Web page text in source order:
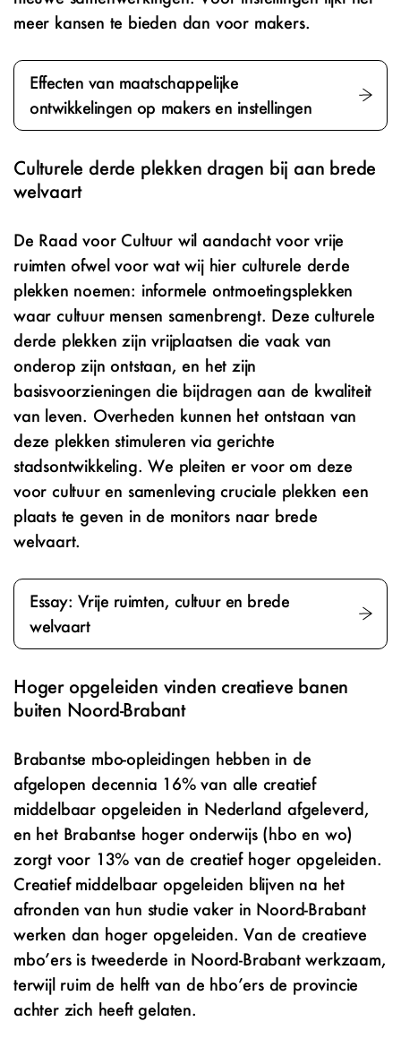
meer kansen te bieden dan voor makers.
Effecten van maatschappelijke
ontwikkelingen op makers en instellingen
Culturele derde plekken dragen bij aan brede
welvaart
De Raad voor Cultuur wil aandacht voor vrije
ruimten ofwel voor wat wij hier culturele derde
plekken noemen: informele ontmoetingsplekken
waar cultuur mensen samenbrengt. Deze culturele
derde plekken zijn vrijplaatsen die vaak van
onderop zijn ontstaan, en het zijn
basisvoorzieningen die bijdragen aan de kwaliteit
van leven. Overheden kunnen het ontstaan van
deze plekken stimuleren via gerichte
stadsontwikkeling. We pleiten er voor om deze
voor cultuur en samenleving cruciale plekken een
plaats te geven in de monitors naar brede
welvaart.
Essay: Vrije ruimten, cultuur en brede
welvaart
Hoger opgeleiden vinden creatieve banen
buiten Noord-Brabant
Brabantse mbo-opleidingen hebben in de
afgelopen decennia 16% van alle creatief
middelbaar opgeleiden in Nederland afgeleverd,
en het Brabantse hoger onderwijs (hbo en wo)
zorgt voor 13% van de creatief hoger opgeleiden.
Creatief middelbaar opgeleiden blijven na het
afronden van hun studie vaker in Noord-Brabant
werken dan hoger opgeleiden. Van de creatieve
mbo’ers is tweederde in Noord-Brabant werkzaam,
terwijl ruim de helft van de hbo’ers de provincie
achter zich heeft gelaten.